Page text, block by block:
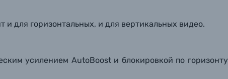
для горизонтальных, и для вертикальных видео.
усилением AutoBoost и блокировкой по горизонту